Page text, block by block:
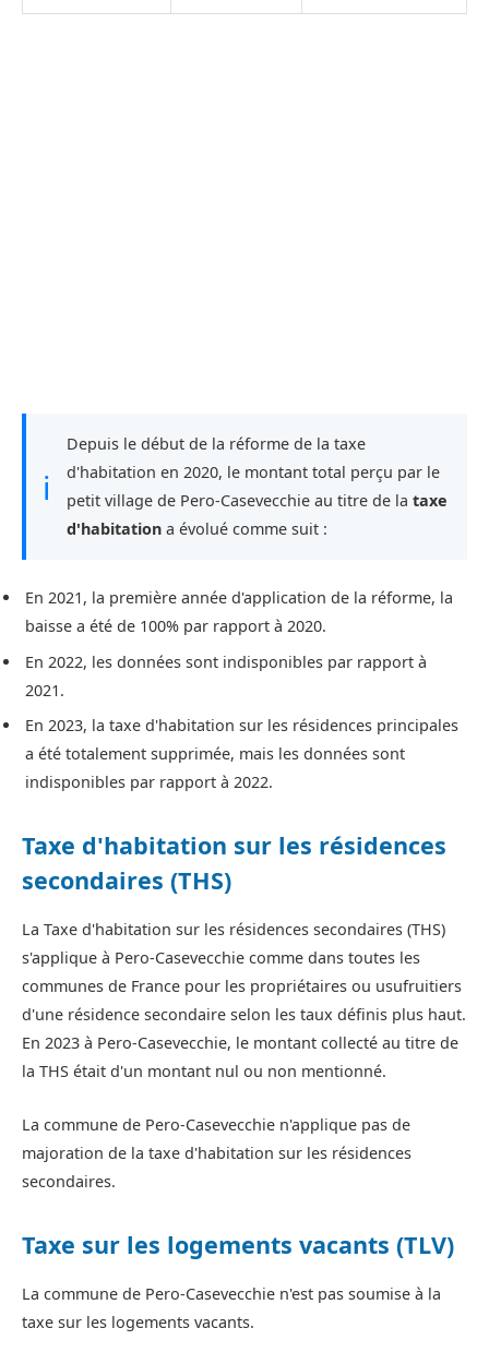
ℹ
Depuis le début de la réforme de la taxe
d'habitation en 2020, le montant total perçu par le
petit village de Pero-Casevecchie au titre de la taxe
d'habitation a évolué comme suit :
En 2021, la première année d'application de la réforme, la
baisse a été de 100% par rapport à 2020.
En 2022, les données sont indisponibles par rapport à
2021.
En 2023, la taxe d'habitation sur les résidences principales
a été totalement supprimée, mais les données sont
indisponibles par rapport à 2022.
Taxe d'habitation sur les résidences
secondaires (THS)
La Taxe d'habitation sur les résidences secondaires (THS)
s'applique à Pero-Casevecchie comme dans toutes les
communes de France pour les propriétaires ou usufruitiers
d'une résidence secondaire selon les taux définis plus haut.
En 2023 à Pero-Casevecchie, le montant collecté au titre de
la THS était d'un montant nul ou non mentionné.
La commune de Pero-Casevecchie n'applique pas de
majoration de la taxe d'habitation sur les résidences
secondaires.
Taxe sur les logements vacants (TLV)
La commune de Pero-Casevecchie n'est pas soumise à la
taxe sur les logements vacants.